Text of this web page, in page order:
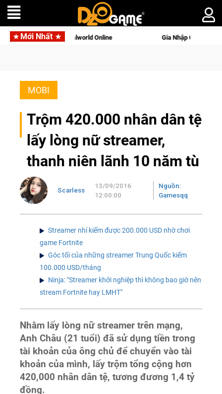
Mới Nhất
gọi Palworld Online Gia Nhập Closed Beta Norse
MOBI
Trộm 420.000 nhân dân tệ
lấy lòng nữ streamer,
thanh niên lãnh 10 năm tù
Scarless
13/09/2016
12:00:00
Nguồn:
Gamesqq
Streamer nhí kiếm được 200.000 USD nhờ chơi
game Fortnite
Góc tối của những streamer Trung Quốc kiếm
100.000 USD/tháng
Ninja: "Streamer khởi nghiệp thì không bao giờ nên
stream Fortnite hay LMHT"
Nhằm lấy lòng nữ streamer trên mạng,
Anh Châu (21 tuổi) đã sử dụng tiền trong
tài khoản của ông chủ để chuyển vào tài
khoản của mình, lấy trộm tổng cộng hơn
420,000 nhân dân tệ, tương đương 1,4 tỷ
đồng.